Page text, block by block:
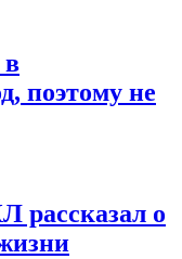
поэтому не
рассказал о